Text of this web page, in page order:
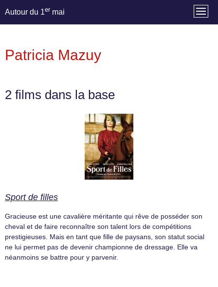
Autour du 1er mai
Patricia Mazuy
2 films dans la base
Sport de filles
Gracieuse est une cavalière méritante qui rêve de posséder son
cheval et de faire reconnaître son talent lors de compétitions
prestigieuses. Mais en tant que fille de paysans, son statut social
ne lui permet pas de devenir championne de dressage. Elle va
néanmoins se battre pour y parvenir.